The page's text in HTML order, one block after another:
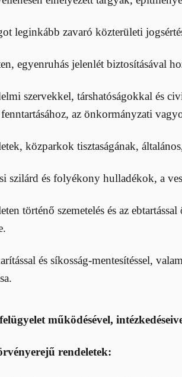
leginkább zavaró közterületi
egyenruhás jelenlét biztosításával
szervekkel, társhatóságokkal és
az önkormányzati
közparkok tisztaságának,
szilárd és folyékony hulladékok, a
történő szemetelés és az
és síkosság-mentesítéssel,
működésével,
rendeletek: